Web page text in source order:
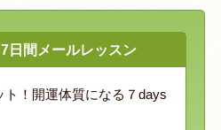
日間メールレッスン
ト！開運体質になる７days